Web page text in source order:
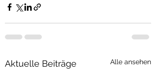
Aktuelle Beiträge Alle ansehen